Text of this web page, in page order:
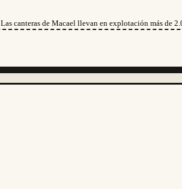
Las canteras de Macael llevan en explotación más de